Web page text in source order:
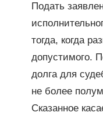
Подать
тогда, когда
допустимого.
долга для
не более
Сказанное